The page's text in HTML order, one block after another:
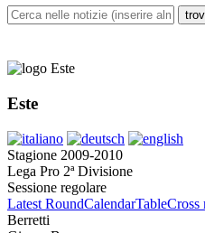
Este
Stagione 2009-2010
Lega Pro 2ª Divisione
Sessione regolare
Latest RoundCalendarTableCross
Berretti